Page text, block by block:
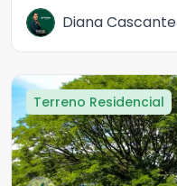
Diana Cascante
Terreno Residencial